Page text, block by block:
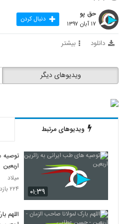
18
19
اللهم رب شهر
۱۱۷ بازدید
21
فقط واسه
۱۵۶ بازدید
22
پس کی میایی
۶۷ بازدید
حق پو
۱۷ آبان ۱۳۹۷ دنبال کردن
دانلود بیشتر
ویدیوهای دیگر
ویدیوهای مرتبط
۰۱:۳۹
توصیه
اربعین
میلاد
۲۲۴ بازدید
اللهم